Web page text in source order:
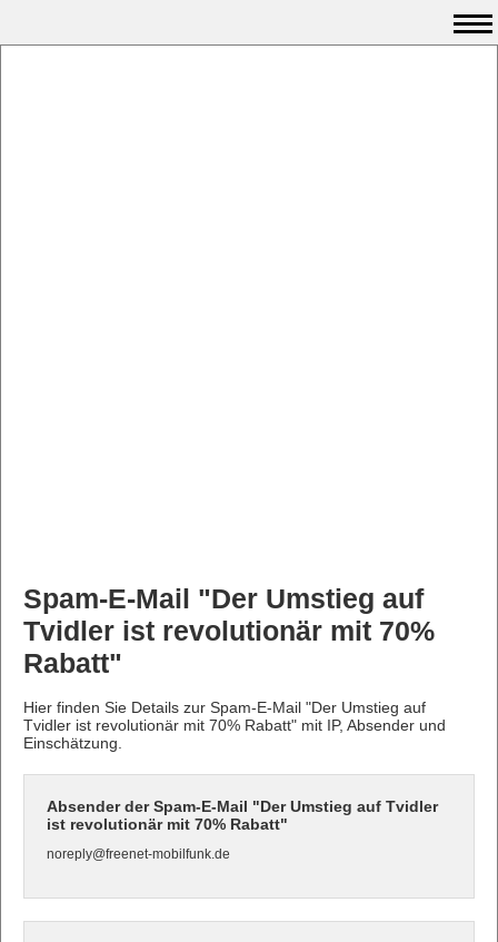
Spam-E-Mail "Der Umstieg auf
Tvidler ist revolutionär mit 70%
Rabatt"
Hier finden Sie Details zur Spam-E-Mail "Der Umstieg auf
Tvidler ist revolutionär mit 70% Rabatt" mit IP, Absender und
Einschätzung.
Absender der Spam-E-Mail "Der Umstieg auf Tvidler
ist revolutionär mit 70% Rabatt"
noreply@freenet-mobilfunk.de